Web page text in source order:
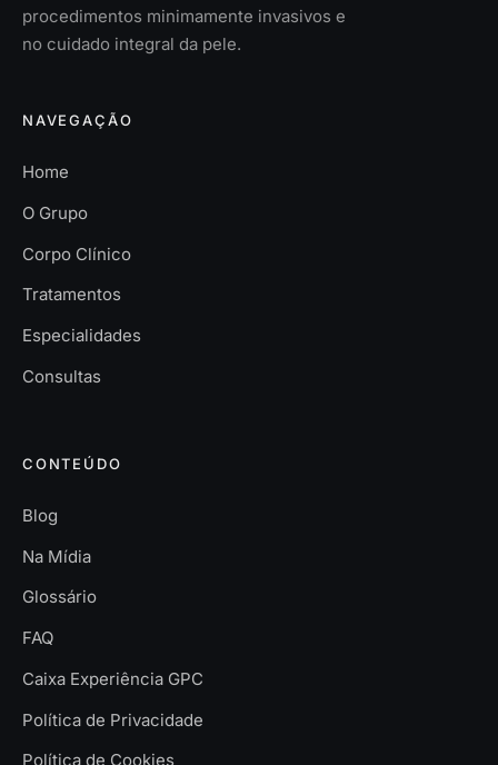
procedimentos minimamente invasivos e
no cuidado integral da pele.
NAVEGAÇÃO
Home
O Grupo
Corpo Clínico
Tratamentos
Especialidades
Consultas
CONTEÚDO
Blog
Na Mídia
Glossário
FAQ
Caixa Experiência GPC
Política de Privacidade
Política de Cookies